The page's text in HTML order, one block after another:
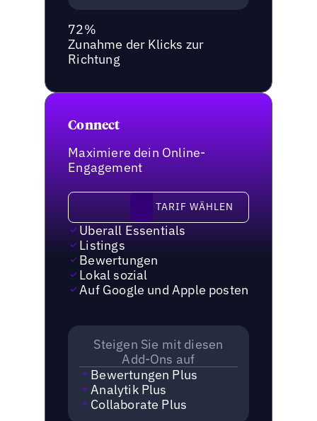
72%
Zunahme der Klicks zur
Richtung
Connect
Maximiere dein Online-
Engagement
Tarif wählen
TARIF WÄHLEN
Uberall Essentials
Listings
Bewertungen
Lokal sozial
Auf Google und Apple posten
Steigen Sie mit diesen
Add-Ons auf
Bewertungen Plus
Analytik Plus
Collaborate Plus